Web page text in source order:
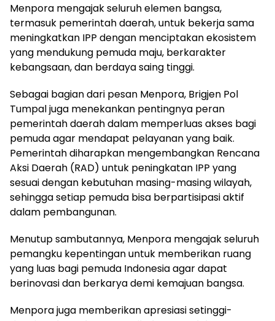
Menpora mengajak seluruh elemen bangsa,
termasuk pemerintah daerah, untuk bekerja sama
meningkatkan IPP dengan menciptakan ekosistem
yang mendukung pemuda maju, berkarakter
kebangsaan, dan berdaya saing tinggi.
Sebagai bagian dari pesan Menpora, Brigjen Pol
Tumpal juga menekankan pentingnya peran
pemerintah daerah dalam memperluas akses bagi
pemuda agar mendapat pelayanan yang baik.
Pemerintah diharapkan mengembangkan Rencana
Aksi Daerah (RAD) untuk peningkatan IPP yang
sesuai dengan kebutuhan masing-masing wilayah,
sehingga setiap pemuda bisa berpartisipasi aktif
dalam pembangunan.
Menutup sambutannya, Menpora mengajak seluruh
pemangku kepentingan untuk memberikan ruang
yang luas bagi pemuda Indonesia agar dapat
berinovasi dan berkarya demi kemajuan bangsa.
Menpora juga memberikan apresiasi setinggi-